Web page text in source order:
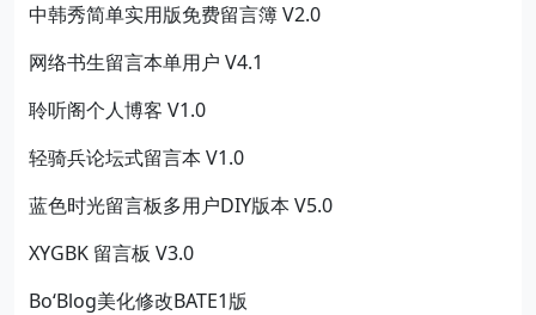
中韩秀简单实用版免费留言簿 V2.0
网络书生留言本单用户 V4.1
聆听阁个人博客 V1.0
轻骑兵论坛式留言本 V1.0
蓝色时光留言板多用户DIY版本 V5.0
XYGBK 留言板 V3.0
Bo‘Blog美化修改BATE1版